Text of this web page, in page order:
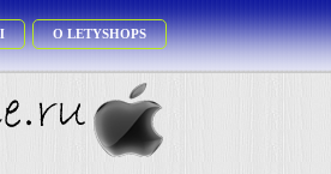
О LETYSHOPS